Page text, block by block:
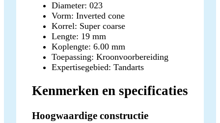
Diameter: 023
Vorm: Inverted cone
Korrel: Super coarse
Lengte: 19 mm
Koplengte: 6.00 mm
Toepassing: Kroonvoorbereiding
Expertisegebied: Tandarts
Kenmerken en specificaties
Hoogwaardige constructie